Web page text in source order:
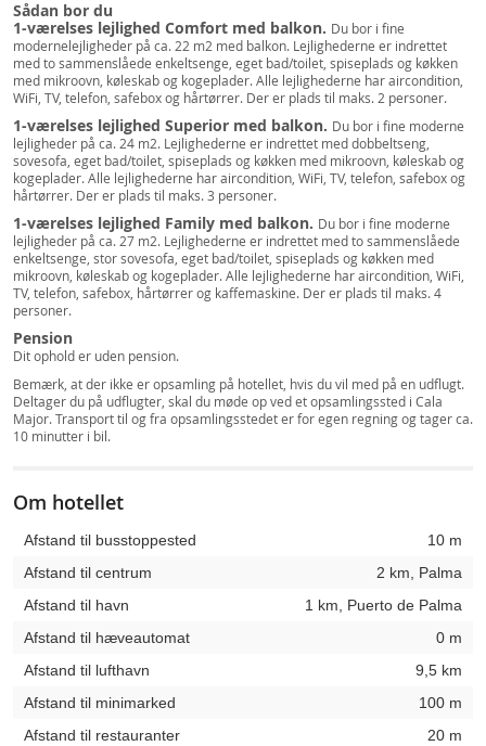
Sådan bor du
1-værelses lejlighed Comfort med balkon. Du bor i fine
modernelejligheder på ca. 22 m2 med balkon. Lejlighederne er indrettet
med to sammenslåede enkeltsenge, eget bad/toilet, spiseplads og køkken
med mikroovn, køleskab og kogeplader. Alle lejlighederne har aircondition,
WiFi, TV, telefon, safebox og hårtørrer. Der er plads til maks. 2 personer.
1-værelses lejlighed Superior med balkon. Du bor i fine moderne
lejligheder på ca. 24 m2. Lejlighederne er indrettet med dobbeltseng,
sovesofa, eget bad/toilet, spiseplads og køkken med mikroovn, køleskab og
kogeplader. Alle lejlighederne har aircondition, WiFi, TV, telefon, safebox og
hårtørrer. Der er plads til maks. 3 personer.
1-værelses lejlighed Family med balkon. Du bor i fine moderne
lejligheder på ca. 27 m2. Lejlighederne er indrettet med to sammenslåede
enkeltsenge, stor sovesofa, eget bad/toilet, spiseplads og køkken med
mikroovn, køleskab og kogeplader. Alle lejlighederne har aircondition, WiFi,
TV, telefon, safebox, hårtørrer og kaffemaskine. Der er plads til maks. 4
personer.
Pension
Dit ophold er uden pension.
Bemærk, at der ikke er opsamling på hotellet, hvis du vil med på en udflugt.
Deltager du på udflugter, skal du møde op ved et opsamlingssted i Cala
Major. Transport til og fra opsamlingsstedet er for egen regning og tager ca.
10 minutter i bil.
Om hotellet
Afstand til busstoppested
10 m
Afstand til centrum
2 km, Palma
Afstand til havn
1 km, Puerto de Palma
Afstand til hæveautomat
0 m
Afstand til lufthavn
9,5 km
Afstand til minimarked
100 m
Afstand til restauranter
20 m